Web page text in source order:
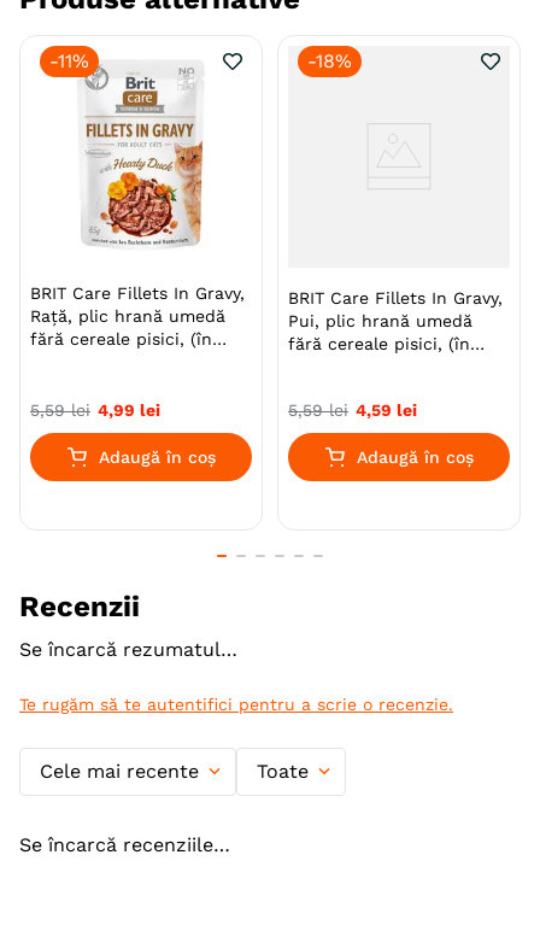
Recomandat de
pentruanimale.ro
Specie
Varsta
Tip formula Grain Free
Monoproteic Nu
Metoda de preparare File In Sos
BRIT Care
Producator
-11%
BRIT Care Fillets In Gravy,
Rață, plic hrană umedă
fără cereale pisici, (în
5,59 lei 4,99 lei
Adaugă în coș
-18%
BRIT Care Fillets In Gravy,
Pui, plic hrană umedă
fără cereale pisici, (în
5,59 lei 4,59 lei
Adaugă în coș
Recenzii
Se încarcă rezumatul…
Te rugăm să te autentifici pentru a scrie o recenzie.
Cele mai recente Toate
Se încarcă recenziile…